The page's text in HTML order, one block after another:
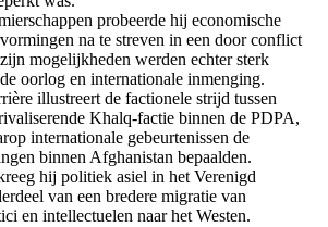
probeerde hij economische
na te streven in een door conflict
mogelijkheden werden echter sterk
oorlog en internationale inmenging.
illustreert de factionele strijd tussen
Khalq-factie binnen de PDPA,
internationale gebeurtenissen de
binnen Afghanistan bepaalden.
hij politiek asiel in het Verenigd
van een bredere migratie van
en intellectuelen naar het Westen.